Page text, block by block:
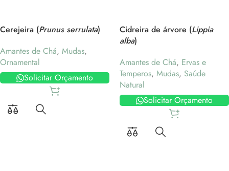
Cerejeira (Prunus serrulata)
Amantes de Chá, Mudas,
Ornamental
Solicitar Orçamento
Cidreira de árvore (Lippia
alba)
Amantes de Chá, Ervas e
Temperos, Mudas, Saúde
Natural
Solicitar Orçamento